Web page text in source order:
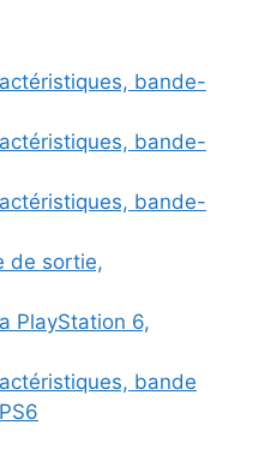
bande-
bande-
bande-
de sortie,
PlayStation 6,
bande